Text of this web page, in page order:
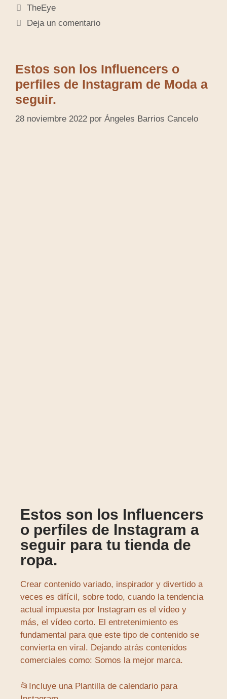
TheEye
Deja un comentario
Estos son los Influencers o
perfiles de Instagram de Moda a
seguir.
28 noviembre 2022 por Ángeles Barrios Cancelo
Estos son los Influencers
o perfiles de Instagram a
seguir para tu tienda de
ropa.
Crear contenido variado, inspirador y divertido a
veces es difícil, sobre todo, cuando la tendencia
actual impuesta por Instagram es el vídeo y
más, el vídeo corto. El entretenimiento es
fundamental para que este tipo de contenido se
convierta en viral. Dejando atrás contenidos
comerciales como: Somos la mejor marca.
📂Incluye una Plantilla de calendario para